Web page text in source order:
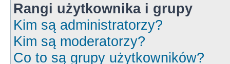
Rangi użytkownika i grupy
Kim są administratorzy?
Kim są moderatorzy?
Co to są grupy użytkowników?